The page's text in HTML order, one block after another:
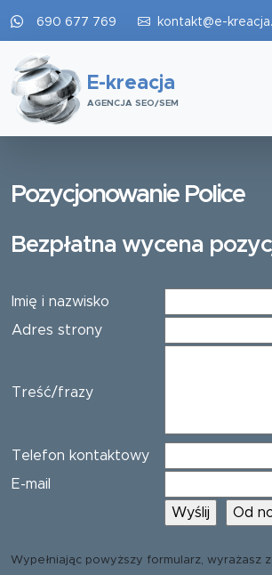
690 677 769 kontakt@e-
E-kreacja
AGENCJA SEO/SEM
Pozycjonowanie Police
Bezpłatna wycena
Imię i nazwisko
Adres strony
Treść/frazy
Telefon kontaktowy
E-mail
Wypełniając powyższy formularz, wyrażasz